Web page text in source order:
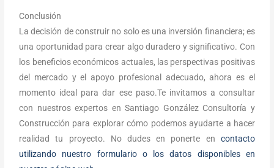
Conclusión
La decisión de construir no solo es una inversión financiera; es
una oportunidad para crear algo duradero y significativo. Con
los beneficios económicos actuales, las perspectivas positivas
del mercado y el apoyo profesional adecuado, ahora es el
momento ideal para dar ese paso.Te invitamos a consultar
con nuestros expertos en Santiago González Consultoría y
Construcción para explorar cómo podemos ayudarte a hacer
realidad tu proyecto. No dudes en ponerte en contacto
utilizando nuestro formulario o los datos disponibles en